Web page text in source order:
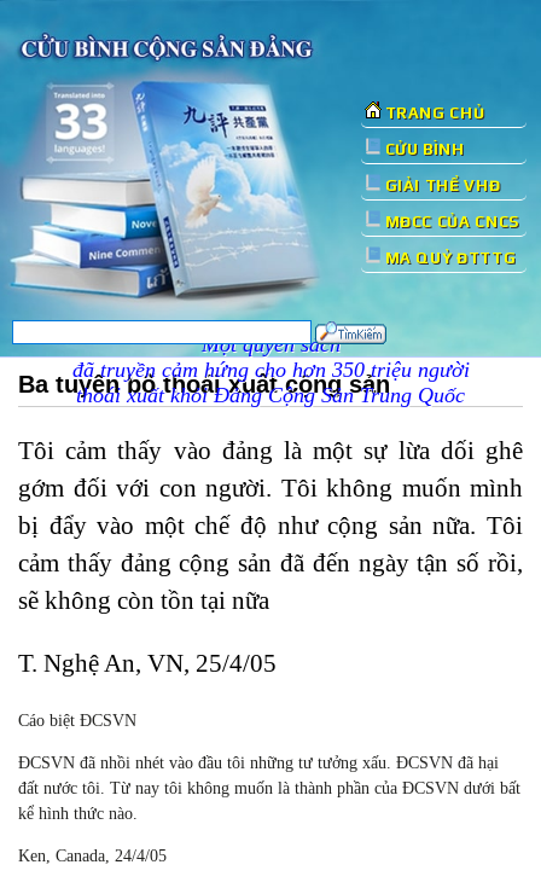
TRANG CHỦ
CỬU BÌNH
GIẢI THỂ VHĐ
MĐCC CỦA CNCS
MA QUỶ ĐTTTG
Một quyển sách
đã truyền cảm hứng cho hơn 350 triệu người
thoái xuất khỏi Đảng Cộng Sản Trung Quốc
Ba tuyên bố thoái xuất cộng sản
Tôi cảm thấy vào đảng là một sự lừa dối ghê
gớm đối với con người. Tôi không muốn mình
bị đẩy vào một chế độ như cộng sản nữa. Tôi
cảm thấy đảng cộng sản đã đến ngày tận số rồi,
sẽ không còn tồn tại nữa
T. Nghệ An, VN, 25/4/05
Cáo biệt ĐCSVN
ĐCSVN đã nhồi nhét vào đầu tôi những tư tưởng xấu. ĐCSVN đã hại
đất nước tôi. Từ nay tôi không muốn là thành phần của ĐCSVN dưới bất
kể hình thức nào.
Ken, Canada, 24/4/05